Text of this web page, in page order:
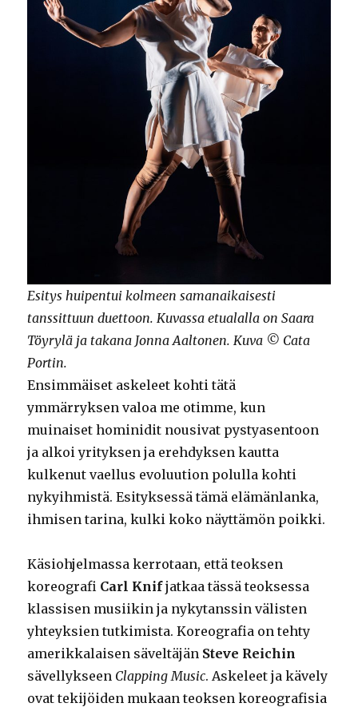
Esitys huipentui kolmeen samanaikaisesti
tanssittuun duettoon. Kuvassa etualalla on Saara
Töyrylä ja takana Jonna Aaltonen. Kuva © Cata
Portin.
Ensimmäiset askeleet kohti tätä
ymmärryksen valoa me otimme, kun
muinaiset hominidit nousivat pystyasentoon
ja alkoi yrityksen ja erehdyksen kautta
kulkenut vaellus evoluution polulla kohti
nykyihmistä. Esityksessä tämä elämänlanka,
ihmisen tarina, kulki koko näyttämön poikki.
Käsiohjelmassa kerrotaan, että teoksen
koreografi Carl Knifjatkaa tässä teoksessa
klassisen musiikin ja nykytanssin välisten
yhteyksien tutkimista. Koreografia on tehty
amerikkalaisen säveltäjän Steve Reichin
sävellykseen Clapping Music. Askeleet ja kävely
ovat tekijöiden mukaan teoksen koreografisia